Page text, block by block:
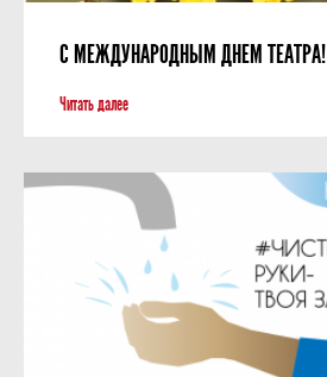
С МЕЖДУНАРОДНЫМ ДНЕМ ТЕАТРА!
Читать далее